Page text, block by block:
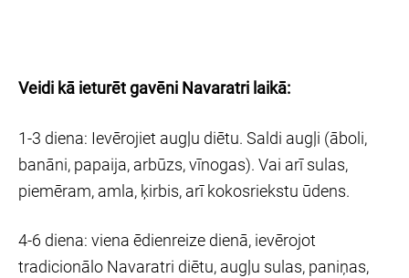
Veidi kā ieturēt gavēni Navaratri laikā:
1-3 diena: Ievērojiet augļu diētu. Saldi augļi (āboli,
banāni, papaija, arbūzs, vīnogas). Vai arī sulas,
piemēram, amla, ķirbis, arī kokosriekstu ūdens.
4-6 diena: viena ēdienreize dienā, ievērojot
tradicionālo Navaratri diētu, augļu sulas, paniņas,